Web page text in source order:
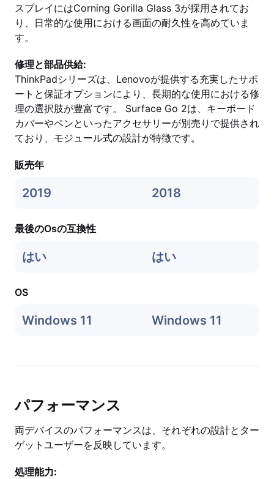
スプレイにはCorning Gorilla Glass 3が採用されてお
り、日常的な使用における画面の耐久性を高めていま
す。
修理と部品供給:
ThinkPadシリーズは、Lenovoが提供する充実したサポ
ートと保証オプションにより、長期的な使用における修
理の選択肢が豊富です。 Surface Go 2は、キーボード
カバーやペンといったアクセサリーが別売りで提供され
ており、モジュール式の設計が特徴です。
販売年
2019 2018
最後のOsの互換性
はい はい
OS
Windows 11 Windows 11
パフォーマンス
両デバイスのパフォーマンスは、それぞれの設計とター
ゲットユーザーを反映しています。
処理能力: